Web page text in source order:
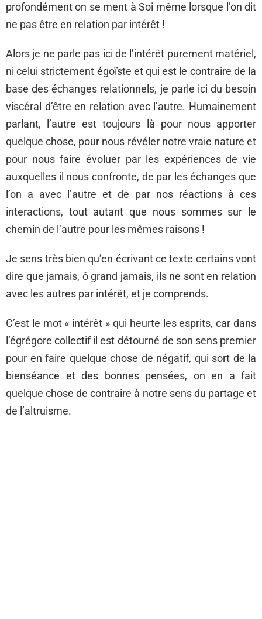
profondément on se ment à Soi même lorsque l’on dit
ne pas être en relation par intérêt !
Alors je ne parle pas ici de l’intérêt purement matériel,
ni celui strictement égoïste et qui est le contraire de la
base des échanges relationnels, je parle ici du besoin
viscéral d’être en relation avec l’autre. Humainement
parlant, l’autre est toujours là pour nous apporter
quelque chose, pour nous révéler notre vraie nature et
pour nous faire évoluer par les expériences de vie
auxquelles il nous confronte, de par les échanges que
l’on a avec l’autre et de par nos réactions à ces
interactions, tout autant que nous sommes sur le
chemin de l’autre pour les mêmes raisons !
Je sens très bien qu’en écrivant ce texte certains vont
dire que jamais, ô grand jamais, ils ne sont en relation
avec les autres par intérêt, et je comprends.
C’est le mot « intérêt » qui heurte les esprits, car dans
l’égrégore collectif il est détourné de son sens premier
pour en faire quelque chose de négatif, qui sort de la
bienséance et des bonnes pensées, on en a fait
quelque chose de contraire à notre sens du partage et
de l’altruisme.